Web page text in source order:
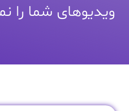
ویدیوهای شما را